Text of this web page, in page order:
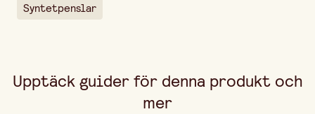
Syntetpenslar
Upptäck guider för denna produkt och
mer